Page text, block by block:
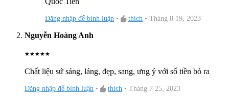
Danh mục:| Thiết Bị Vệ Sinh
Đăng nhập để bình luận • thích • Tháng 8 19, 2023
Nguyễn Hoàng Anh
★★★★★
Chất liệu sứ sáng, láng, đẹp, sang, ưng ý với số tiền bỏ ra
Đăng nhập để bình luận • thích • Tháng 7 25, 2023